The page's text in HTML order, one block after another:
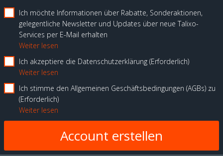
Ich möchte Informationen über Rabatte, Sonderaktionen,
gelegentliche Newsletter und Updates über neue Talixo-
Services per E-Mail erhalten
Weiter lesen
Ich akzeptiere die Datenschutzerklärung Erforderlich
Weiter lesen
Ich stimme den Allgemeinen Geschäftsbedingungen (AGBs) zu
Erforderlich
Weiter lesen